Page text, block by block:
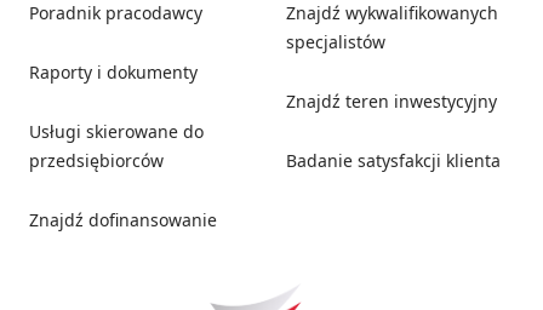
Poradnik pracodawcy
Raporty i dokumenty
Usługi skierowane do
przedsiębiorców
Znajdź dofinansowanie
Znajdź wykwalifikowanych
specjalistów
Znajdź teren inwestycyjny
Badanie satysfakcji klienta